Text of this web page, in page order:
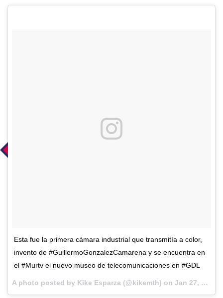
Esta fue la primera cámara industrial que transmitía a color,
invento de #GuillermoGonzalezCamarena y se encuentra en
el #Murtv el nuevo museo de telecomunicaciones en #GDL
A photo posted by Kike Esparza (@kikemth) on Jan 27, 2016 at 5:45pm PST